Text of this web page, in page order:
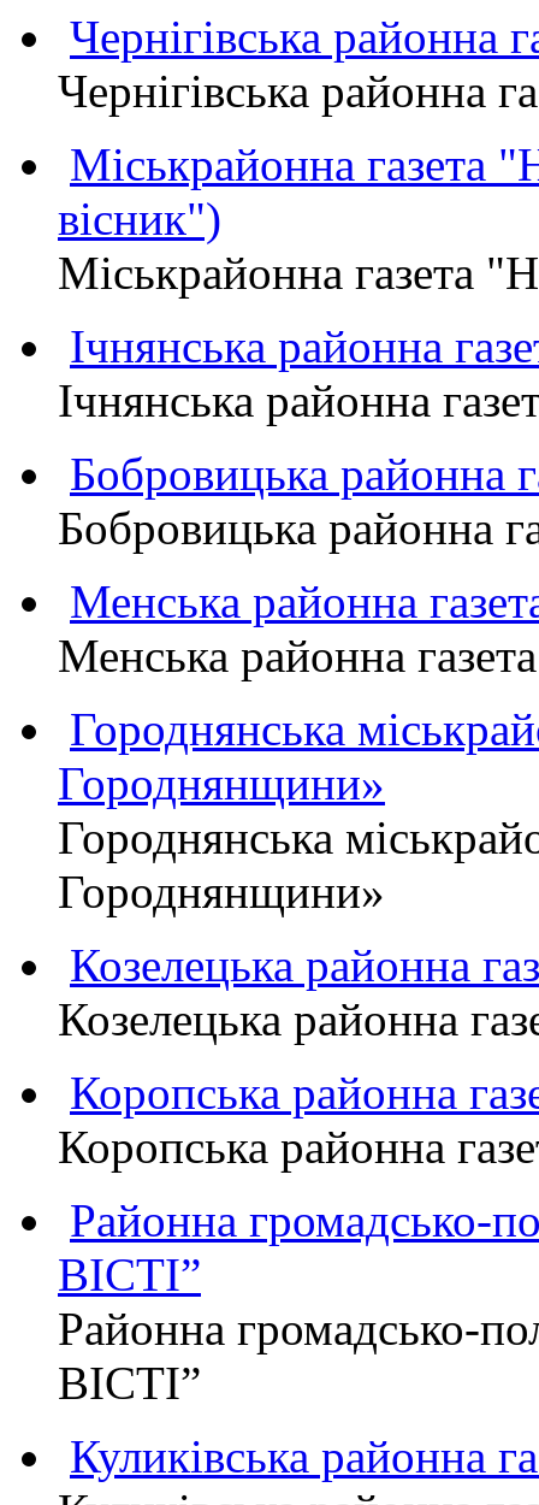
Чернігівська
Чернігівська
Міськрайонна
вісник")
Міськрайонна газета
Ічнянська районна
Ічнянська районна
Бобровицька
Бобровицька
Менська районна
Менська районна
Городнянська
Городнянщини»
Городнянська
Городнянщини»
Козелецька районна
Козелецька районна
Коропська районна
Коропська районна
Районна громадсько-
ВІСТІ”
Районна громадсько-
ВІСТІ”
Куликівська районна